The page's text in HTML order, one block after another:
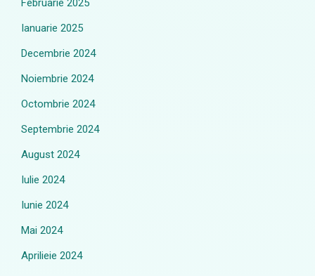
Februarie 2025
Ianuarie 2025
Decembrie 2024
Noiembrie 2024
Octombrie 2024
Septembrie 2024
August 2024
Iulie 2024
Iunie 2024
Mai 2024
Aprilieie 2024